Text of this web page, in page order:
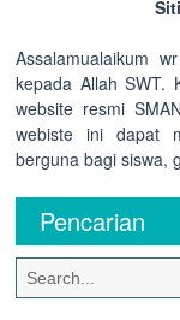
Assalamualaikum
kepada Allah SWT.
website resmi
webiste ini dapat
berguna bagi siswa,
Pencarian